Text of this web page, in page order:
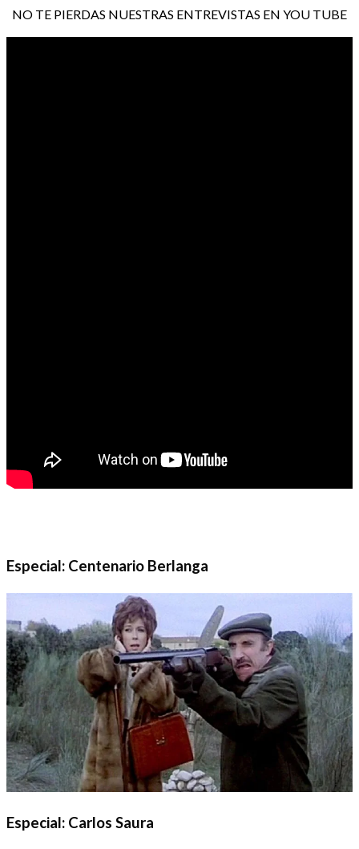
NO TE PIERDAS NUESTRAS ENTREVISTAS EN YOU TUBE
Especial: Centenario Berlanga
Especial: Carlos Saura